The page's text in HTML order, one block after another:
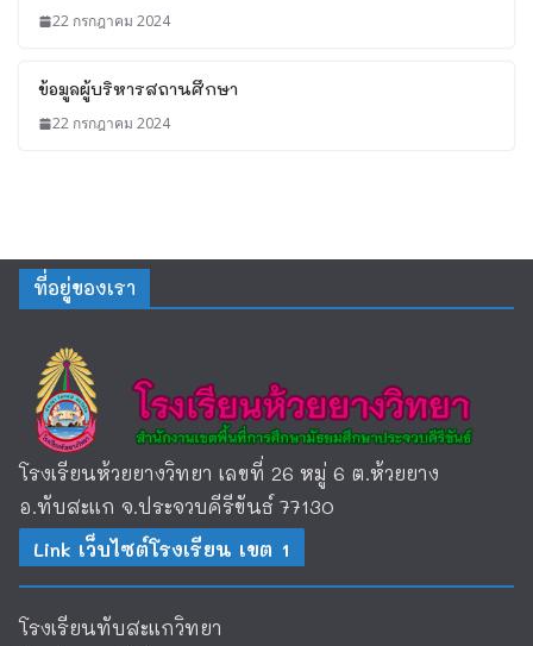
22 กรกฎาคม 2024
ข้อมูลผู้บริหารสถานศึกษา
22 กรกฎาคม 2024
ที่อยู่ของเรา
โรงเรียนห้วยยางวิทยา เลขที่ 26 หมู่ 6 ต.ห้วยยาง
อ.ทับสะแก จ.ประจวบคีรีขันธ์ 77130
Link เว็บไซต์โรงเรียน เขต 1
โรงเรียนทับสะแกวิทยา